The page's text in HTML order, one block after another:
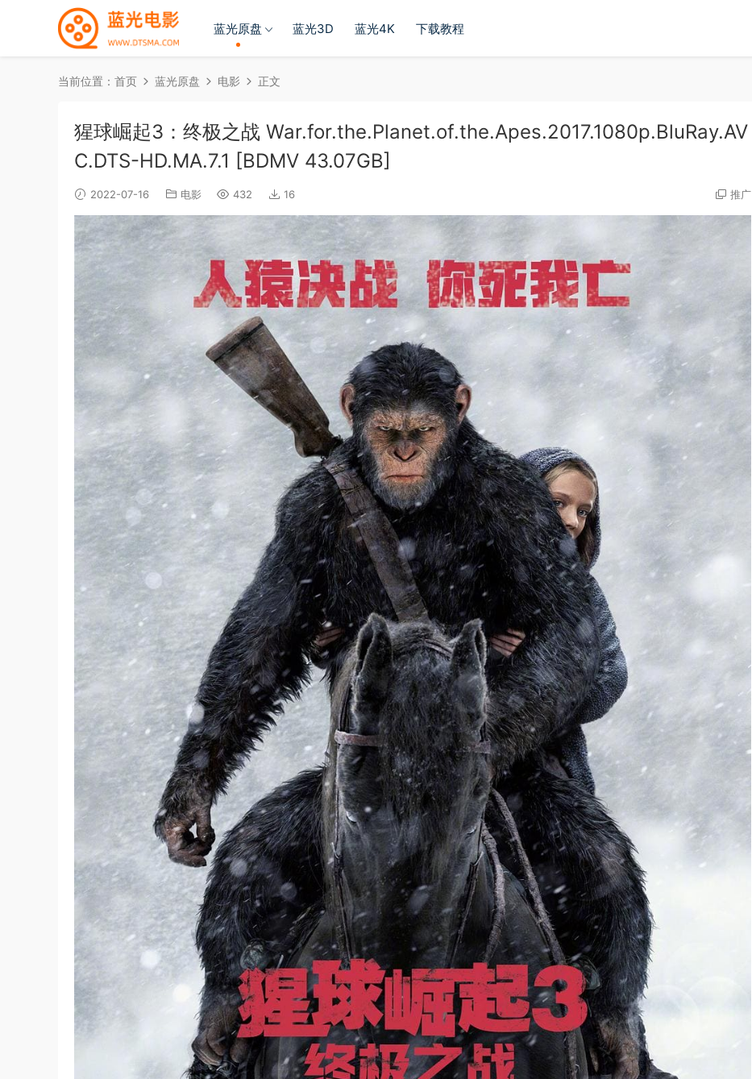
蓝光原盘 蓝光3D 蓝光4K 下载教程
当前位置： 首页 蓝光原盘 电影 正文
猩球崛起3：终极之战 War.for.the.Planet.of.the.Apes.2017.1080p.BluRay.AV
C.DTS-HD.MA.7.1 [BDMV 43.07GB]
2022-07-16 电影 432 16 推广